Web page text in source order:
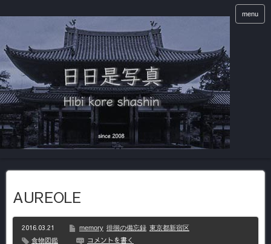
menu
AUREOLE
2016.03.21 memory 徘徊の備忘録 東京都新宿区
食物図鑑
コメントを書く